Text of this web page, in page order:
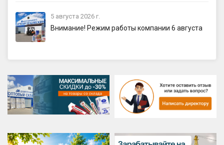
5 августа 2026 г.
Внимание! Режим работы компании 6 августа